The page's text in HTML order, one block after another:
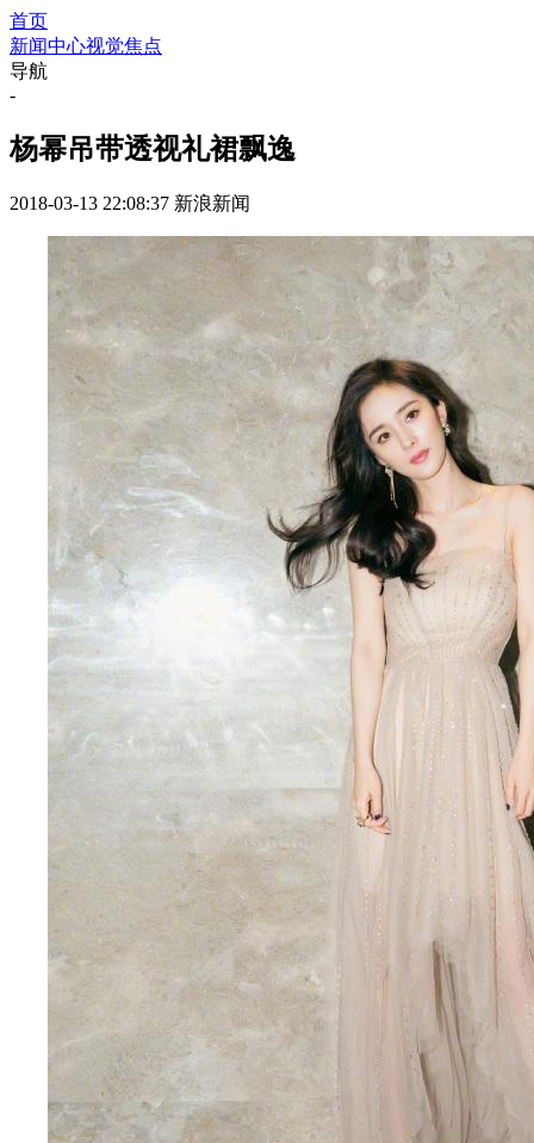
首页
新闻中心视觉焦点
导航
-
杨幂吊带透视礼裙飘逸
2018-03-13 22:08:37 新浪新闻